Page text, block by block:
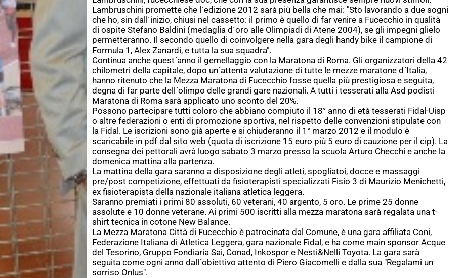
Lambruschini promette che l´edizione 2012 sarà più bella che mai: "Sto lavorando a due sogni
che ho, sin dall´inizio, chiusi nel cassetto: il primo è quello di far venire a Fucecchio in qualità
di ospite Stefano Baldini (medaglia d´oro alle Olimpiadi di Atene 2004), se gli impegni glielo
permetteranno. Il secondo quello di coinvolgere nella gara degli handy bike il campione di
Formula 1, Alex Zanardi, e tutta la sua squadra".
Continua anche quest´anno il gemellaggio con la Maratona di Roma. Gli organizzatori della 42
chilometri della capitale, dopo un´attenta valutazione di tutte le mezze maratone d´Italia,
hanno ritenuto che la Mezza Maratona di Fucecchio fosse quella più prestigiosa e seguita,
degna di far parte dell´olimpo delle grandi gare nazionali. A tutti i tesserati alla Asd podisti
Maratona di Roma sarà applicato uno sconto del 20%.
Possono partecipare tutti coloro che abbiano compiuto il 18° anno di età tesserati Fidal-Uisp
o altre federazioni o enti di promozione sportiva, nel rispetto delle convenzioni stipulate con
la Fidal. Le iscrizioni sono già aperte e si chiuderanno il 1° marzo 2012 e il modulo è
scaricabile in pdf dal sito web (quota di iscrizione 15 euro più 5 euro di cauzione per il cip). La
consegna dei pettorali avrà luogo sabato 3 marzo presso la scuola Arturo Checchi e anche la
domenica mattina alla partenza.
La mattina della gara saranno a disposizione degli atleti, spogliatoi, docce e massaggi
pre/post competizione, effettuati da fisioterapisti specializzati Fisio 3 di Maurizio Menichetti,
ex fisioterapista della nazionale italiana atletica leggera.
Saranno premiati i primi 80 assoluti, 60 veterani, 40 argento, 5 oro. Le prime 25 donne
assolute e 10 donne veterane. Ai primi 500 iscritti alla mezza maratona sarà regalata una t-
shirt tecnica in cotone New Balance.
La Mezza Maratona Città di Fucecchio è patrocinata dal Comune, è una gara affiliata Coni,
Federazione Italiana di Atletica Leggera, gara nazionale Fidal, e ha come main sponsor Acque
del Tesorino, Gruppo Fondiaria Sai, Conad, Inkospor e Nesti&Nelli Toyota. La gara sarà
seguita come ogni anno dall´obiettivo attento di Piero Giacomelli e dalla sua "Regalami un
sorriso Onlus".